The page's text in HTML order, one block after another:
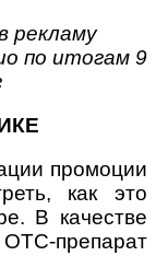
рекламу
по итогам 9
промоции
как это
В качестве
препарат